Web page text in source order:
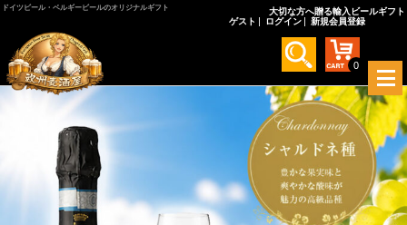
ドイツビール・ベルギービールのオリジナルギフト
大切な方へ贈る輸入ビールギフト
ゲスト
ログイン 新規会員登録
0
メ
ニ
ュ
ー
を
開
く